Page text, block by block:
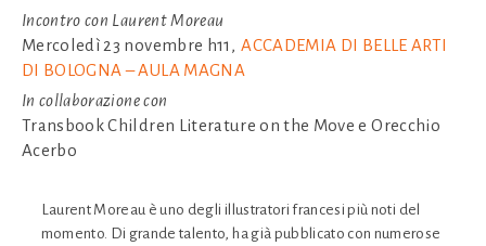
Incontro con Laurent Moreau
Mercoledì 23 novembre h11, ACCADEMIA DI BELLE ARTI
DI BOLOGNA – AULA MAGNA
In collaborazione con
Transbook Children Literature on the Move e Orecchio
Acerbo
Laurent Moreau è uno degli illustratori francesi più noti del
momento. Di grande talento, ha già pubblicato con numerose